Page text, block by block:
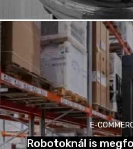
E-
Robotoknál is